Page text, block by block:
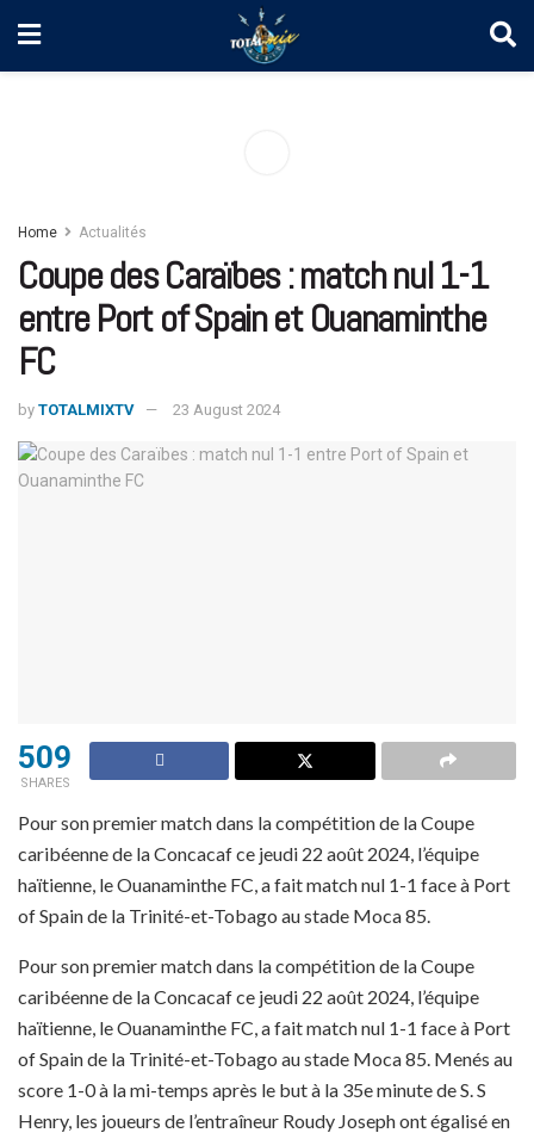
Home Actualités
Coupe des Caraïbes : match nul 1-1
entre Port of Spain et Ouanaminthe
FC
by TOTALMIXTV 23 August 2024
509
SHARES
Pour son premier match dans la compétition de la Coupe
caribéenne de la Concacaf ce jeudi 22 août 2024, l’équipe
haïtienne, le Ouanaminthe FC, a fait match nul 1-1 face à Port
of Spain de la Trinité-et-Tobago au stade Moca 85.
Pour son premier match dans la compétition de la Coupe
caribéenne de la Concacaf ce jeudi 22 août 2024, l’équipe
haïtienne, le Ouanaminthe FC, a fait match nul 1-1 face à Port
of Spain de la Trinité-et-Tobago au stade Moca 85. Menés au
score 1-0 à la mi-temps après le but à la 35e minute de S. S
Henry, les joueurs de l’entraîneur Roudy Joseph ont égalisé en